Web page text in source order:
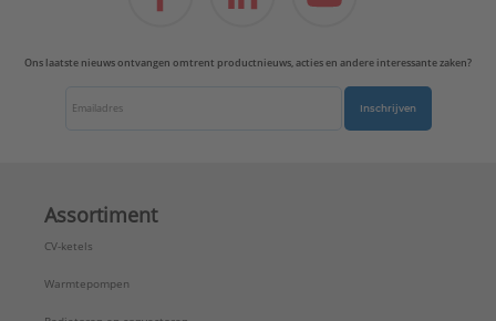
Ons laatste nieuws ontvangen omtrent productnieuws, acties en andere interessante zaken?
Inschrijven
Assortiment
CV-ketels
Warmtepompen